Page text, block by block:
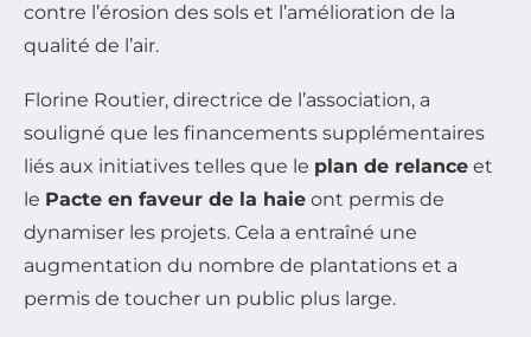
contre l’érosion des sols et l’amélioration de la
qualité de l’air.
Florine Routier, directrice de l’association, a
souligné que les financements supplémentaires
liés aux initiatives telles que le plan de relance et
le Pacte en faveur de la haie ont permis de
dynamiser les projets. Cela a entraîné une
augmentation du nombre de plantations et a
permis de toucher un public plus large.